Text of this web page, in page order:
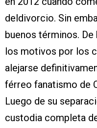
deldivorcio. Sin
buenos términos.
los motivos por los
alejarse
férreo fanatismo de
Luego de su
custodia completa